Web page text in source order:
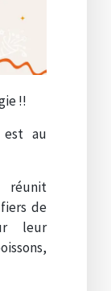
!!
est au
réunit
de
leur